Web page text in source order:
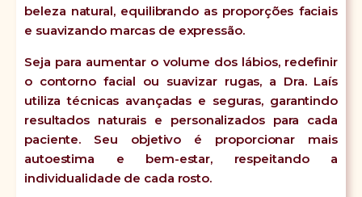
beleza natural, equilibrando as proporções faciais
e suavizando marcas de expressão.
Seja para aumentar o volume dos lábios, redefinir
o contorno facial ou suavizar rugas, a Dra. Laís
utiliza técnicas avançadas e seguras, garantindo
resultados naturais e personalizados para cada
paciente. Seu objetivo é proporcionar mais
autoestima e bem-estar, respeitando a
individualidade de cada rosto.